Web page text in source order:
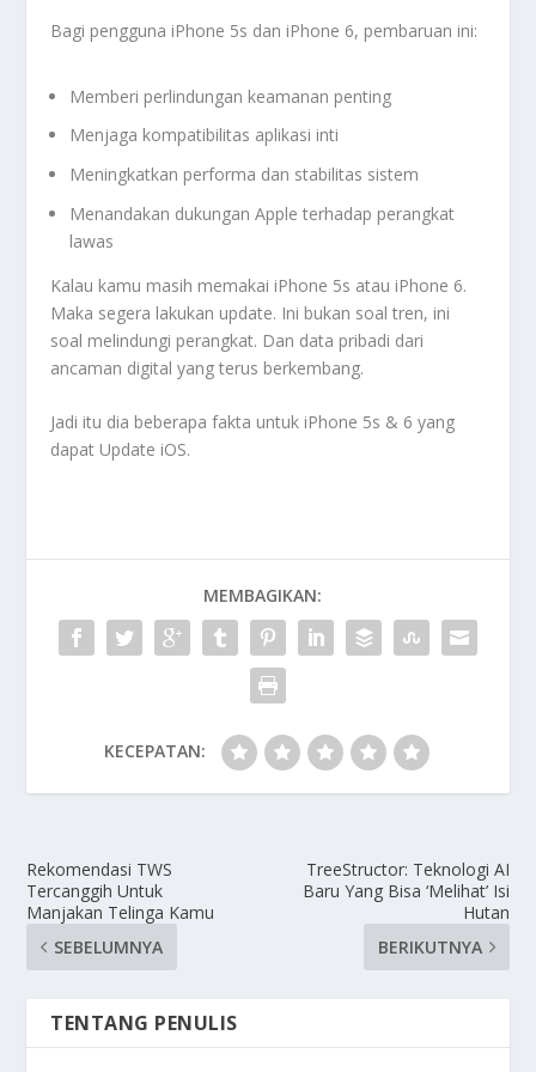
Bagi pengguna iPhone 5s dan iPhone 6, pembaruan ini:
Memberi perlindungan keamanan penting
Menjaga kompatibilitas aplikasi inti
Meningkatkan performa dan stabilitas sistem
Menandakan dukungan Apple terhadap perangkat
lawas
Kalau kamu masih memakai iPhone 5s atau iPhone 6.
Maka segera lakukan update. Ini bukan soal tren, ini
soal melindungi perangkat. Dan data pribadi dari
ancaman digital yang terus berkembang.
Jadi itu dia beberapa fakta untuk iPhone 5s & 6 yang
dapat Update iOS.
MEMBAGIKAN:
KECEPATAN:
Rekomendasi TWS
Tercanggih Untuk
Manjakan Telinga Kamu
SEBELUMNYA
TreeStructor: Teknologi AI
Baru Yang Bisa ‘Melihat’ Isi
Hutan
BERIKUTNYA
TENTANG PENULIS